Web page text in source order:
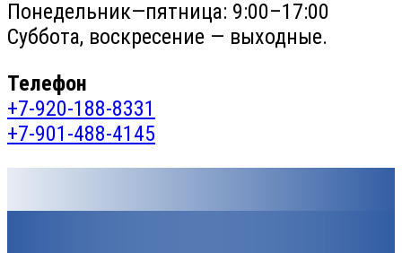
Понедельник—пятница: 9:00–17:00
Суббота, воскресение — выходные.
Телефон
+7-920-188-8331
+7-901-488-4145